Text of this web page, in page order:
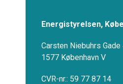
Energistyrelsen,
Carsten Niebuhrs Gade
1577 København V
CVR-nr.: 59 77 87 14